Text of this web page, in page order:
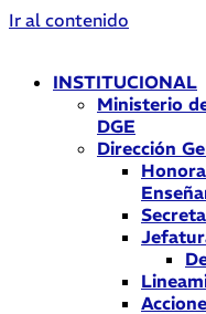
Ir al contenido
INSTITUCIONAL
Ministerio
DGE
Dirección